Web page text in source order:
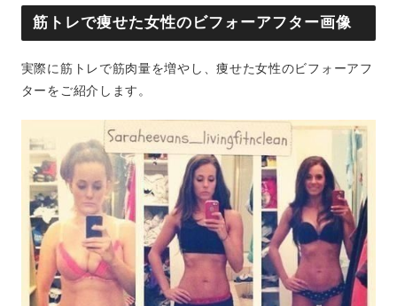
筋トレで痩せた女性のビフォーアフター画像
実際に筋トレで筋肉量を増やし、痩せた女性のビフォーアフ
ターをご紹介します。